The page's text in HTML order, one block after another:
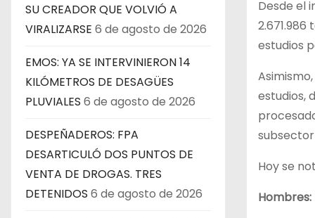
SU CREADOR QUE VOLVIÓ A
VIRALIZARSE 6 de agosto de 2026
EMOS: YA SE INTERVINIERON 14
KILÓMETROS DE DESAGÜES
PLUVIALES 6 de agosto de 2026
DESPEÑADEROS: FPA
DESARTICULÓ DOS PUNTOS DE
VENTA DE DROGAS. TRES
DETENIDOS 6 de agosto de 2026
Desde el
estudios
estudios,
Hoy se
Hombres: